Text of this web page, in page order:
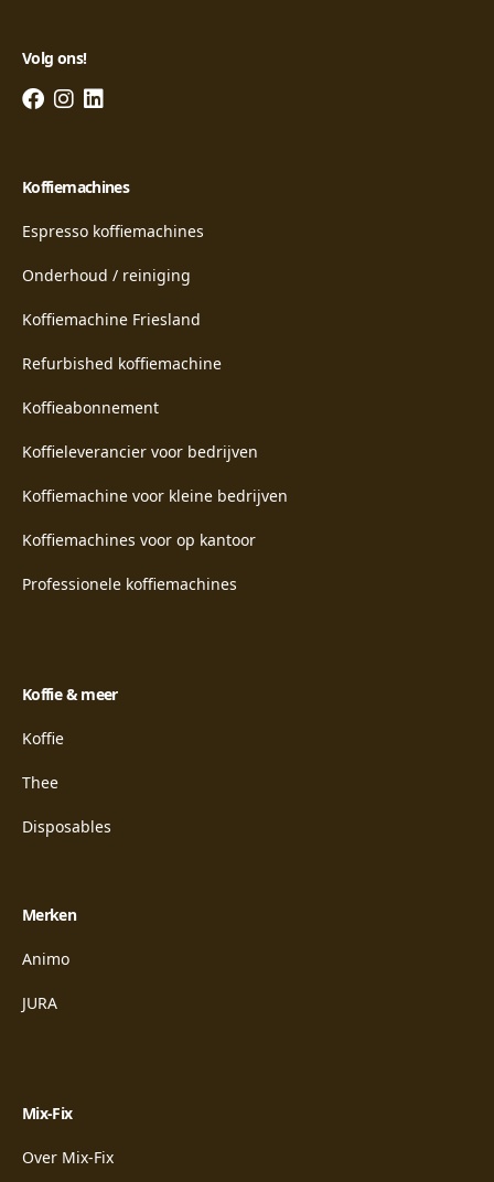
Volg ons!
Koffiemachines
Espresso koffiemachines
Onderhoud / reiniging
Koffiemachine Friesland
Refurbished koffiemachine
Koffieabonnement
Koffieleverancier voor bedrijven
Koffiemachine voor kleine bedrijven
Koffiemachines voor op kantoor
Professionele koffiemachines
Koffie & meer
Koffie
Thee
Disposables
Merken
Animo
JURA
Mix-Fix
Over Mix-Fix